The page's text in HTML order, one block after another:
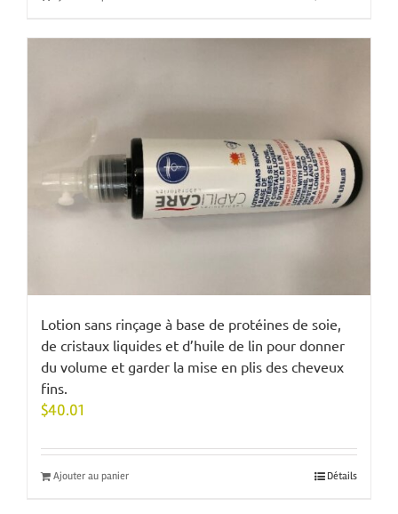
Lotion sans rinçage à base de protéines de soie,
de cristaux liquides et d’huile de lin pour donner
du volume et garder la mise en plis des cheveux
fins.
$40.01
Ajouter au panier Détails